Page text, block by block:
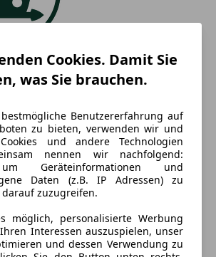
Cookies. Damit Sie
was Sie brauchen.
Benutzererfahrung auf
zu bieten, verwenden wir und
und andere Technologien
nennen wir nachfolgend:
um Geräteinformationen und
Daten (z.B. IP Adressen) zu
zuzugreifen.
möglich, personalisierte Werbung
Interessen auszuspielen, unser
und dessen Verwendung zu